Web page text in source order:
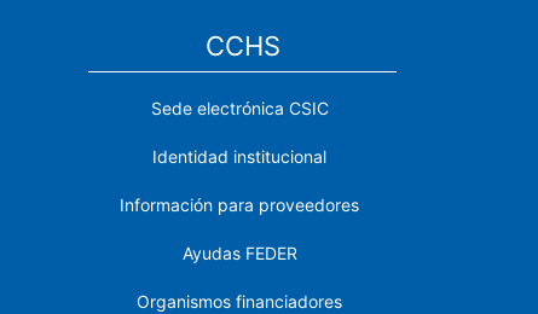
CCHS
Sede electrónica CSIC
Identidad institucional
Información para proveedores
Ayudas FEDER
Organismos financiadores